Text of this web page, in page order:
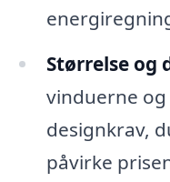
Størrelse og
vinduerne
designkrav,
påvirke